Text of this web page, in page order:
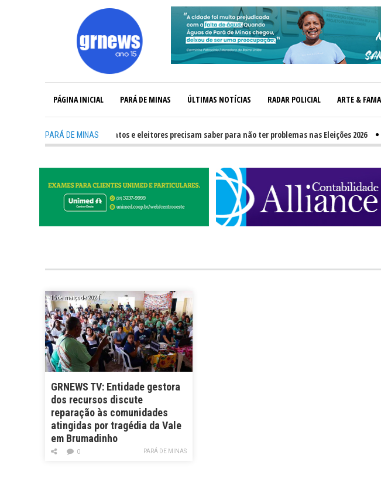
PÁGINA INICIAL PARÁ DE MINAS ÚLTIMAS NOTÍCIAS RADAR POLICIAL ARTE & FAMA
PARÁ DE MINAS
GRNEWS TV: O que candidatos e eleitores precisam saber para não ter problemas nas Eleições 2026
15 de março de 2024
GRNEWS TV: Entidade gestora
dos recursos discute
reparação às comunidades
atingidas por tragédia da Vale
em Brumadinho
PARÁ DE MINAS
0